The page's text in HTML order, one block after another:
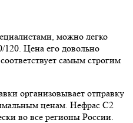
можно легко
Цена его довольно
самым строгим
организовывает отправку
ценам. Нефрас С2
во все регионы России.